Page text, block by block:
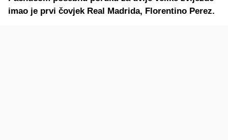
imao je prvi čovjek Real Madrida, Florentino Perez.